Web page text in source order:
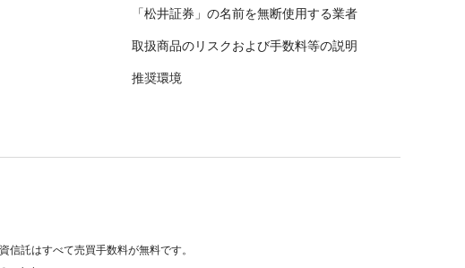
「松井証券」の名前を無断使用する業者
取扱商品のリスクおよび手数料等の説明
推奨環境
託はすべて売買手数料が無料です。